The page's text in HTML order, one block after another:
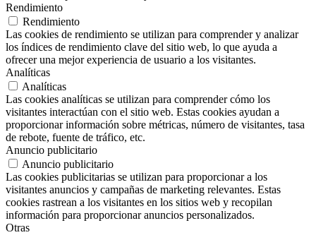
Rendimiento
Rendimiento
Las cookies de rendimiento se utilizan para comprender y analizar
los índices de rendimiento clave del sitio web, lo que ayuda a
ofrecer una mejor experiencia de usuario a los visitantes.
Analíticas
Analíticas
Las cookies analíticas se utilizan para comprender cómo los
visitantes interactúan con el sitio web. Estas cookies ayudan a
proporcionar información sobre métricas, número de visitantes, tasa
de rebote, fuente de tráfico, etc.
Anuncio publicitario
Anuncio publicitario
Las cookies publicitarias se utilizan para proporcionar a los
visitantes anuncios y campañas de marketing relevantes. Estas
cookies rastrean a los visitantes en los sitios web y recopilan
información para proporcionar anuncios personalizados.
Otras